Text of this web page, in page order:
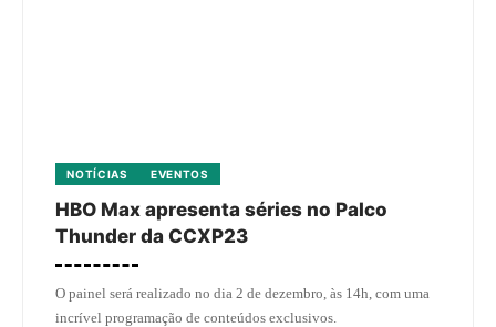
NOTÍCIAS EVENTOS
HBO Max apresenta séries no Palco
Thunder da CCXP23
O painel será realizado no dia 2 de dezembro, às 14h, com uma
incrível programação de conteúdos exclusivos.